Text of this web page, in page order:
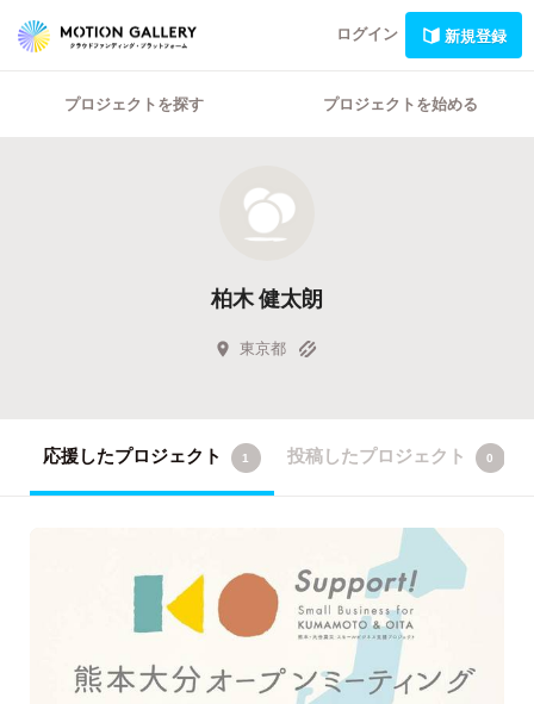
ログイン 新規登録
プロジェクトを探す プロジェクトを始める
柏木 健太朗
東京都
応援したプロジェクト 1 投稿したプロジェクト 0